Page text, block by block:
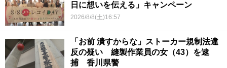
日に想いを伝える」キャンペーン
2026/8/8(土)16:57
「お前 潰すからな」ストーカー規制法違
反の疑い 縫製作業員の女（43）を逮
捕 香川県警